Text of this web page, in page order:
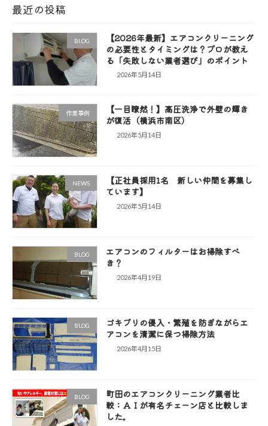
最近の投稿
BLOG
【2026年最新】エアコンクリーニング
の必要性とタイミングは？プロが教え
る「失敗しない業者選び」のポイント
2026年5月14日
作業事例
【一目瞭然！】高圧洗浄で外壁の輝き
が復活（横浜市南区）
2026年5月14日
NEWS
【正社員採用1名 新しい仲間を募集し
ています】
2026年5月14日
BLOG
エアコンのフィルターはお掃除すべ
き？
2026年4月19日
BLOG
ゴキブリの侵入・繁殖を防ぎながらエ
アコンを清潔に保つ掃除方法
2026年4月15日
BLOG
町田のエアコンクリーニング業者比
較：ＡＩが有名チェーン店と比較しま
した。